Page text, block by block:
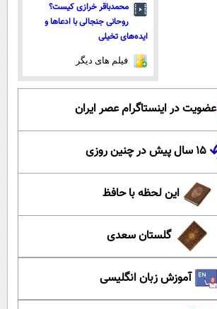
محمدباقر خرازی کیست؟
روحانی جنجالی با ادعاها و
ایده‌های تخیلی
فیلم های دیگر
عضویت در اینستاگرام عصر ایران
۱۵ سال پیش در چنین روزی
این لحظه با حافظ
گلستان سعدی
آموزش زبان انگلیسی